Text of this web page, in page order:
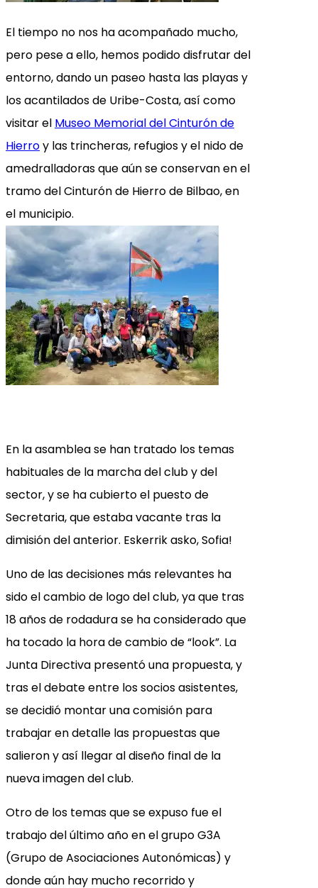
El tiempo no nos ha acompañado mucho,
pero pese a ello, hemos podido disfrutar del
entorno, dando un paseo hasta las playas y
los acantilados de Uribe-Costa, así como
visitar el Museo Memorial del Cinturón de
Hierroy las trincheras, refugios y el nido de
amedralladoras que aún se conservan en el
tramo del Cinturón de Hierro de Bilbao, en
el municipio.
En la asamblea se han tratado los temas
habituales de la marcha del club y del
sector, y se ha cubierto el puesto de
Secretaria, que estaba vacante tras la
dimisión del anterior. Eskerrik asko, Sofia!
Uno de las decisiones más relevantes ha
sido el cambio de logo del club, ya que tras
18 años de rodadura se ha considerado que
ha tocado la hora de cambio de “look”. La
Junta Directiva presentó una propuesta, y
tras el debate entre los socios asistentes,
se decidió montar una comisión para
trabajar en detalle las propuestas que
salieron y así llegar al diseño final de la
nueva imagen del club.
Otro de los temas que se expuso fue el
trabajo del último año en el grupo G3A
(Grupo de Asociaciones Autonómicas) y
donde aún hay mucho recorrido y